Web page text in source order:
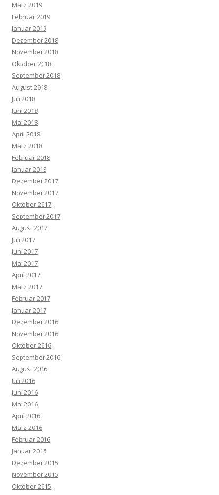
März 2019
Februar 2019
Januar 2019
Dezember 2018
November 2018
Oktober 2018
September 2018
August 2018
Juli 2018
Juni 2018
Mai 2018
April 2018
März 2018
Februar 2018
Januar 2018
Dezember 2017
November 2017
Oktober 2017
September 2017
August 2017
Juli 2017
Juni 2017
Mai 2017
April 2017
März 2017
Februar 2017
Januar 2017
Dezember 2016
November 2016
Oktober 2016
September 2016
August 2016
Juli 2016
Juni 2016
Mai 2016
April 2016
März 2016
Februar 2016
Januar 2016
Dezember 2015
November 2015
Oktober 2015